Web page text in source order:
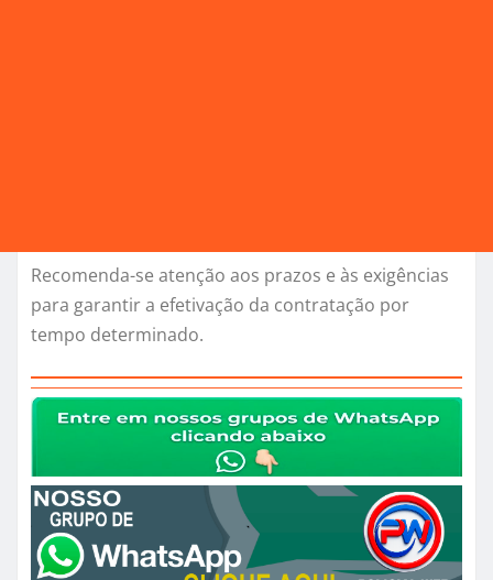
Recomenda-se atenção aos prazos e às exigências
para garantir a efetivação da contratação por
tempo determinado.